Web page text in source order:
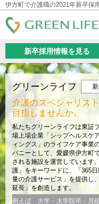
伊方町で介護職の2021年新卒採
新卒採用情報を見る
グリーンライフ
介護のスペシャリス
目指しませんか。
私たちグリーンライフは東証
場上場企業「シップヘルスケ
ィングス」のライフケア事業
パニーとして、愛媛県伊方町
される施設を運営しています
護」をキーワードに、「365
量の介護サービス」を提供し
延長」を創造します。
例えば 大学・大学院卒：月